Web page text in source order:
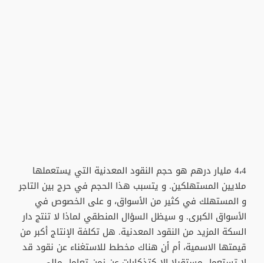
4،4 مليار درهم هو حجم النقود المعدنية التي يستعملها
ملايين المستهلكين. و يتسبب هذا الحجم في حرج بين التاجر
و المستهلك في كثير من الأسواق، و على الخصوص في
الأسواق الكبرى. و سيظل السؤال المنطقي لماذا لا تنتج دار
السكة المزيد من النقود المعدنية. هل تكلفة الإنتاج أكبر من
قيمتها الاسمية، أم أن هناك مخطط للاستغناء عن نقود قد